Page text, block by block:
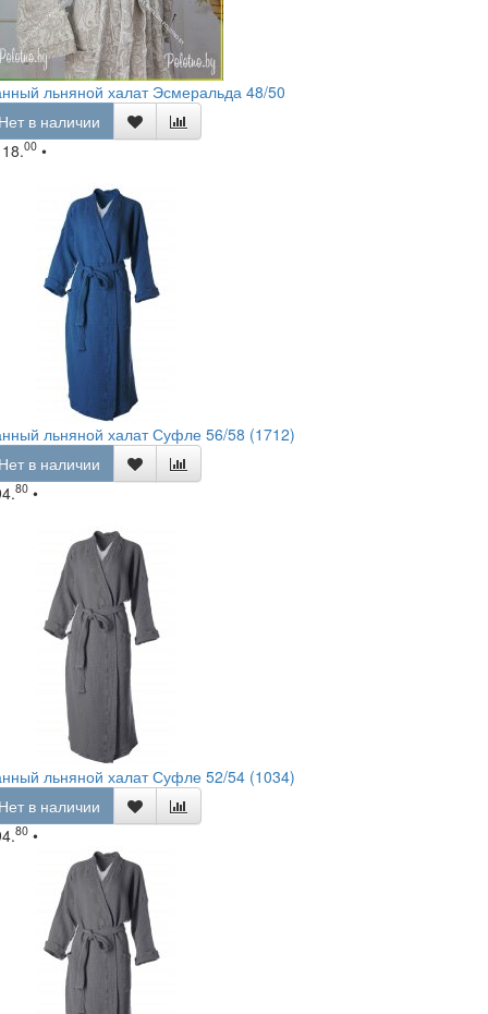
льняной халат Эсмеральда 48/50
в наличии
00 •
льняной халат Суфле 56/58 (1712)
в наличии
80 •
льняной халат Суфле 52/54 (1034)
в наличии
80 •